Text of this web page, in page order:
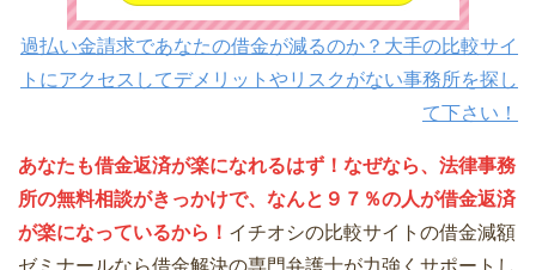
過払い金請求であなたの借金が減るのか？大手の比較サイ
トにアクセスしてデメリットやリスクがない事務所を探し
て下さい！
あなたも借金返済が楽になれるはず！なぜなら、法律事務
所の無料相談がきっかけで、なんと９７％の人が借金返済
が楽になっているから！ イチオシの比較サイトの借金減額